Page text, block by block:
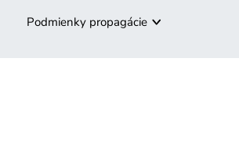
Podmienky propagácie